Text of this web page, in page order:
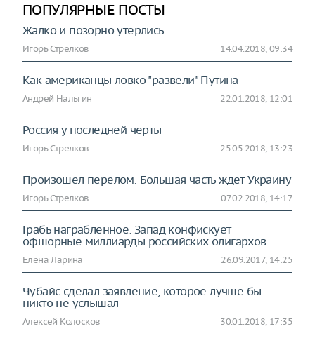
ПОПУЛЯРНЫЕ ПОСТЫ
Жалко и позорно утерлись
Игорь Стрелков 14.04.2018, 09:34
Как американцы ловко "развели" Путина
Андрей Нальгин 22.01.2018, 12:01
Россия у последней черты
Игорь Стрелков 25.05.2018, 13:23
Произошел перелом. Большая часть ждет Украину
Игорь Стрелков 07.02.2018, 14:17
Грабь награбленное: Запад конфискует
офшорные миллиарды российских олигархов
Елена Ларина 26.09.2017, 14:25
Чубайс сделал заявление, которое лучше бы
никто не услышал
Алексей Колосков 30.01.2018, 17:35